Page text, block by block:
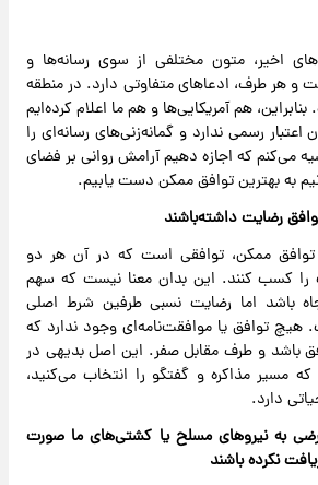
اخیر، متون مختلفی از سوی رسانه‌ها و
هر طرف، ادعاهای متفاوتی دارد. در منطقه
هم آمریکایی‌ها و هم ما اعلام کرده‌ایم
رسمی ندارد و گمانه‌زنی‌های رسانه‌ای را
می‌کنم که اجازه دهیم آرامش روانی بر فضای
به بهترین توافق ممکن دست یابیم.
رضایت داشته‌باشند
ممکن، توافقی است که در آن هر دو
کسب کنند. این بدان معنا نیست که سهم
باشد اما رضایت نسبی طرفین شرط اصلی
هیچ توافق یا موافقت‌نامه‌ای وجود ندارد که
و طرف مقابل صفر. این اصل بدیهی در
مسیر مذاکره و گفتگو را انتخاب می‌کنید،
دارد.
به نیروهای مسلح یا کشتی‌های ما صورت
نکرده باشند